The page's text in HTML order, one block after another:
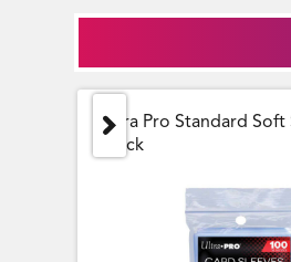
Ultra Pro Standard Soft
Stück